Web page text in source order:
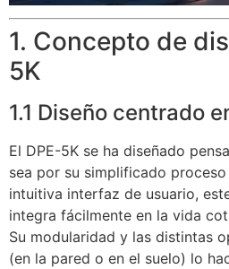
1. Concepto de
5K
1.1 Diseño centrado
El DPE-5K se ha diseñado
sea por su simplificado
intuitiva interfaz de usuario,
integra fácilmente en la vida
Su modularidad y las distintas
(en la pared o en el suelo) lo